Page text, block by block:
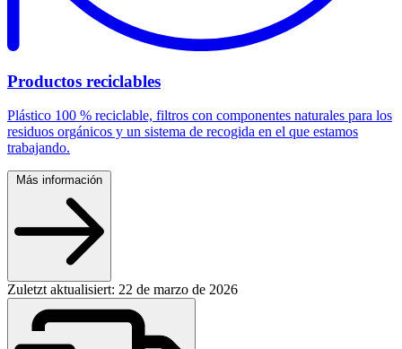
Productos reciclables
Plástico 100 % reciclable, filtros con componentes naturales para los
residuos orgánicos y un sistema de recogida en el que estamos
trabajando.
Más información
Zuletzt aktualisiert: 22 de marzo de 2026